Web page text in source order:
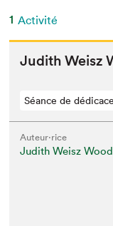
1 Activité
Judith Weisz
Séance de dédicace
Auteur·rice
Judith Weisz